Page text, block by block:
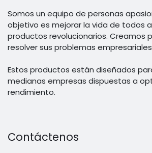
Somos un equipo de personas
objetivo es mejorar la vida de todos
productos revolucionarios. Creamos
resolver sus problemas
Estos productos están diseñados
medianas empresas dispuestas a
rendimiento.
Contáctenos